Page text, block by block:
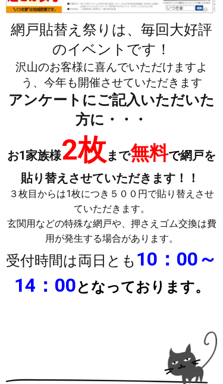
網戸貼替え祭りは、毎回大好評
のイベントです！
沢山のお客様に喜んでいただけますよ
う、今年も開催させていただきます
アンケートにご記入いただいた
方に・・・
お1家族様2枚まで無料で網戸を
貼り替えさせていただきます！！
３枚目からは1枚につき５００円で貼り替えさせ
ていただきます。
玄関用などの特殊な網戸や、押さえゴム交換は費
用が発生する場合があります。
受付時間は両日とも 10：00～
14：00となっております。